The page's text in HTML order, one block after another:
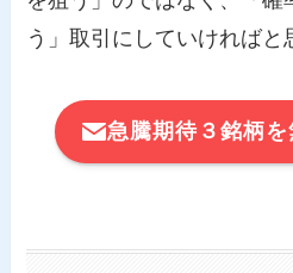
う」取引にしていければと
急騰期待３銘柄